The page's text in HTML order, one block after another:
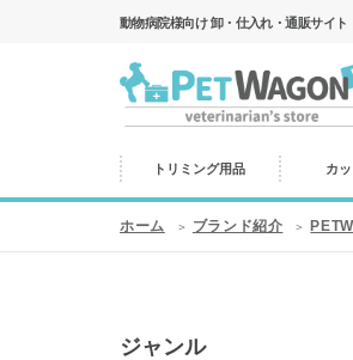
動物病院様向け 卸・仕入れ・通販サイト
トリミング用品 カ
ホーム ブランド紹介
ジャンル